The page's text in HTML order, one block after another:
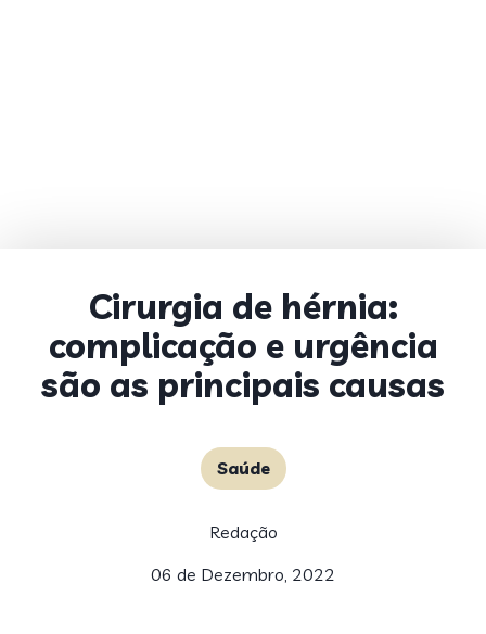
Cirurgia de hérnia:
complicação e urgência
são as principais causas
Saúde
Redação
06 de Dezembro, 2022